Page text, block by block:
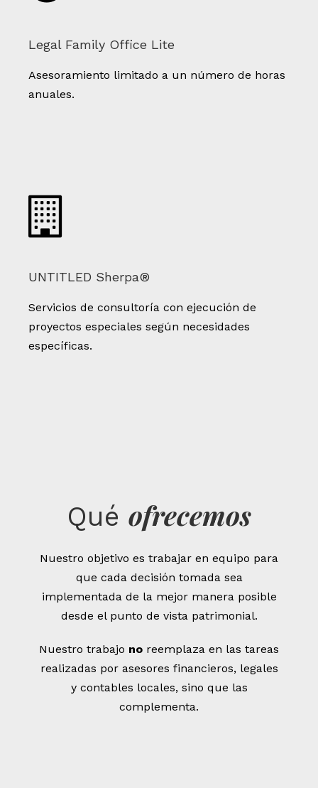
Legal Family Office Lite
Asesoramiento limitado a un número de horas
anuales.
UNTITLED Sherpa®
Servicios de consultoría con ejecución de
proyectos especiales según necesidades
específicas.
Qué ofrecemos
Nuestro objetivo es trabajar en equipo para
que cada decisión tomada sea
implementada de la mejor manera posible
desde el punto de vista patrimonial.
Nuestro trabajo no reemplaza en las tareas
realizadas por asesores financieros, legales
y contables locales, sino que las
complementa.